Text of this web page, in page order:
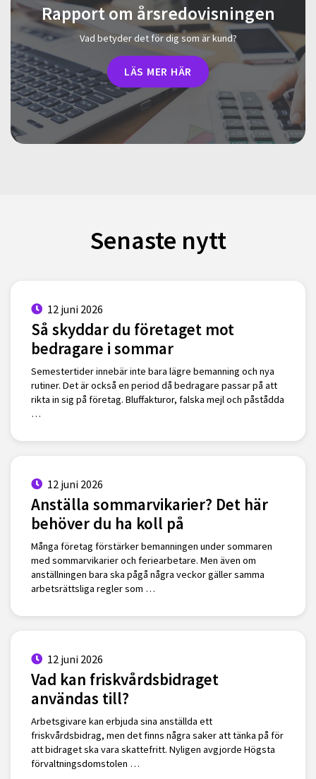
Rapport om årsredovisningen
Vad betyder det för dig som är kund?
LÄS MER HÄR
Senaste nytt
12 juni 2026
Så skyddar du företaget mot
bedragare i sommar
Semestertider innebär inte bara lägre bemanning och nya
rutiner. Det är också en period då bedragare passar på att
rikta in sig på företag. Bluffakturor, falska mejl och påstådda
…
12 juni 2026
Anställa sommarvikarier? Det här
behöver du ha koll på
Många företag förstärker bemanningen under sommaren
med sommarvikarier och feriearbetare. Men även om
anställningen bara ska pågå några veckor gäller samma
arbetsrättsliga regler som …
12 juni 2026
Vad kan friskvårdsbidraget
användas till?
Arbetsgivare kan erbjuda sina anställda ett
friskvårdsbidrag, men det finns några saker att tänka på för
att bidraget ska vara skattefritt. Nyligen avgjorde Högsta
förvaltningsdomstolen …